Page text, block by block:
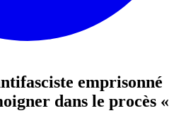
emprisonné
dans le procès «